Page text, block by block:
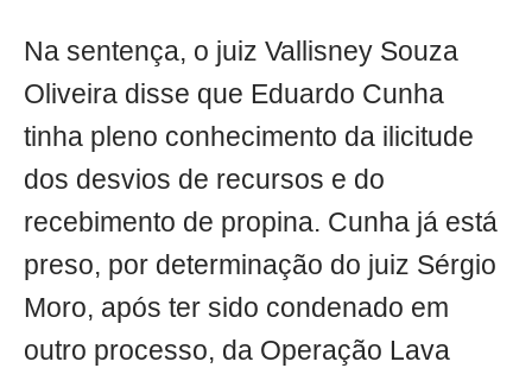
Na sentença, o juiz Vallisney Souza
Oliveira disse que Eduardo Cunha
tinha pleno conhecimento da ilicitude
dos desvios de recursos e do
recebimento de propina. Cunha já está
preso, por determinação do juiz Sérgio
Moro, após ter sido condenado em
outro processo, da Operação Lava